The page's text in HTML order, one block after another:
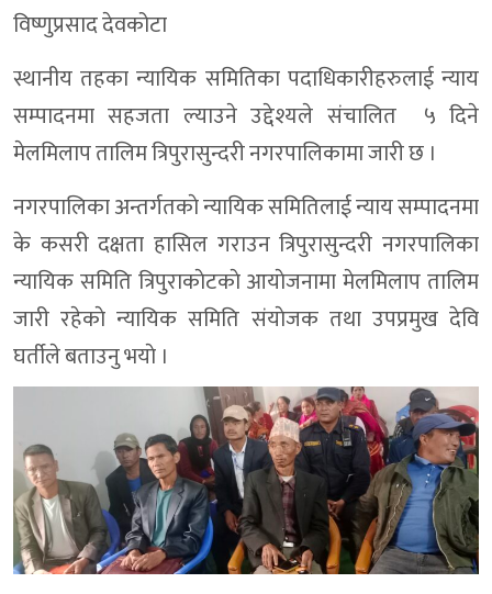
विष्णुप्रसाद देवकोटा
स्थानीय तहका न्यायिक समितिका पदाधिकारीहरुलाई न्याय
सम्पादनमा सहजता ल्याउने उद्देश्यले संचालित ५ दिने
मेलमिलाप तालिम त्रिपुरासुन्दरी नगरपालिकामा जारी छ ।
नगरपालिका अन्तर्गतकाे न्यायिक समितिलाई न्याय सम्पादनमा
के कसरी दक्षता हासिल गराउन त्रिपुरासुन्दरी नगरपालिका
न्यायिक समिति त्रिपुराकाेटकाे आयाेजनामा मेलमिलाप तालिम
जारी रहेकाे न्यायिक समिति संयाेजक तथा उपप्रमुख देवि
घर्तीले बताउनु भयाे ।